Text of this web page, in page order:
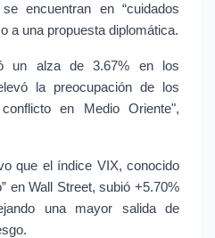
encuentran en “cuidados
a una propuesta diplomática.
un alza de 3.67% en los
la preocupación de los
en Medio Oriente",
que el índice VIX, conocido
en Wall Street, subió +5.70%
una mayor salida de